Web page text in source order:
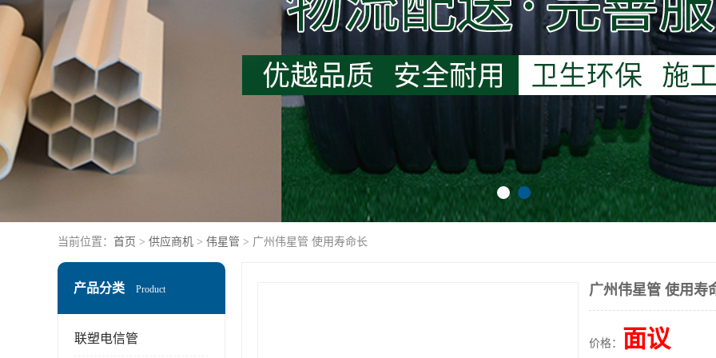
当前位置： 首页 > 供应商机 > 伟星管 > 广州伟星管 使用寿命长
产品分类 Product
联塑电信管
广州伟星管 使用寿
价格： 面议